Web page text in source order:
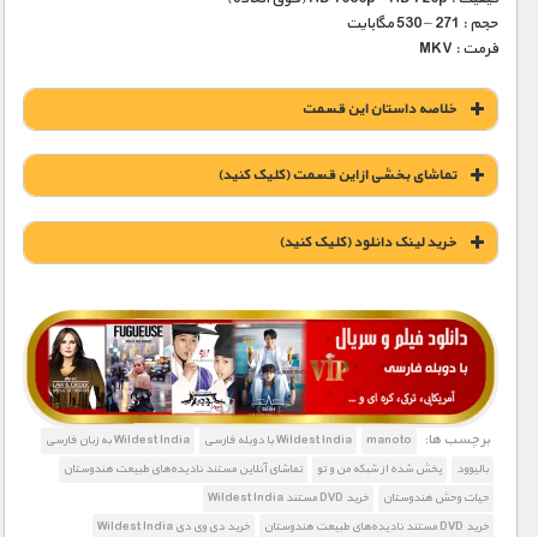
حجم : 271 – 530 مگابایت
فرمت : MKV
خلاصه داستان این قسمت
تماشای بخشی از این قسمت (کلیک کنید)
خريد لينک دانلود (کليک کنيد)
1900 تومان – خريد لينک دانلود (افزودن به سبد خريد)
برچسب ها: manoto Wildest India با دوبله فارسی
Wildest India به زبان فارسی
بالیوود
پخش شده از شبکه من و تو
تماشای آنلاین مستند نادیده‌های طبیعت هندوستان
حیات وحش هندوستان
خرید DVD مستند Wildest India
خرید DVD مستند نادیده‌های طبیعت هندوستان
خرید دی وی دی Wildest India